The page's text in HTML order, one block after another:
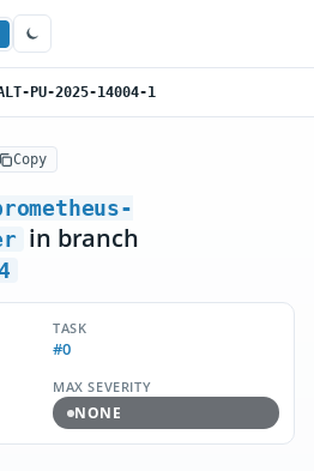
PU-2025-14004-1
Copy
in branch
TASK
#0
MAX SEVERITY
NONE